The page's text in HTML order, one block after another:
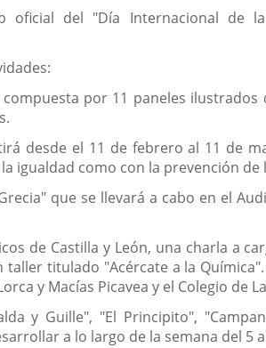
oficial del "Día Internacional de
por 11 paneles
desde el 11 de febrero al 11 de
igualdad como con la prevención de
que se llevará a cabo en el
de Castilla y León, una charla a
titulado "Acércate a la
y Macías Picavea y el Colegio de
y Guille", "El Principito",
a lo largo de la semana del 5